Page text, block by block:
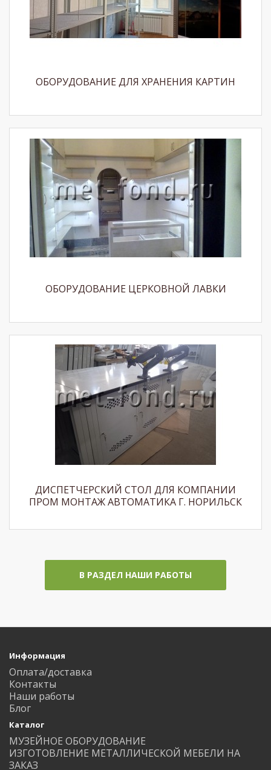
ОБОРУДОВАНИЕ ДЛЯ ХРАНЕНИЯ КАРТИН
ОБОРУДОВАНИЕ ЦЕРКОВНОЙ ЛАВКИ
ДИСПЕТЧЕРСКИЙ СТОЛ ДЛЯ КОМПАНИИ
ПРОМ МОНТАЖ АВТОМАТИКА Г. НОРИЛЬСК
В РАЗДЕЛ НАШИ РАБОТЫ
Информация
Оплата/доставка
Контакты
Наши работы
Блог
Каталог
МУЗЕЙНОЕ ОБОРУДОВАНИЕ
ИЗГОТОВЛЕНИЕ МЕТАЛЛИЧЕСКОЙ МЕБЕЛИ НА
ЗАКАЗ